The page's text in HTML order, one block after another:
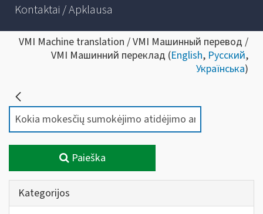
Kontaktai / Apklausa
VMI Machine translation / VMI Машинный перевод /
VMI Машинний переклад (English, Русский,
Українська)
Paieška
Kategorijos